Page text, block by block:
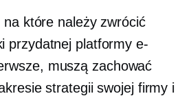
które należy zwrócić
przydatnej platformy e-
muszą zachować
strategii swojej firmy i